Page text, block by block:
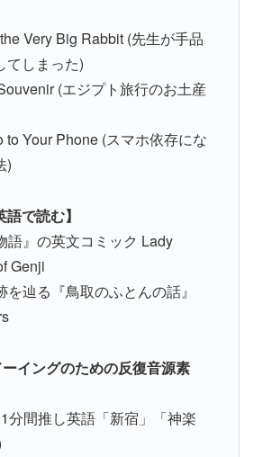
Very Big Rabbit (先生が手品
てしまった)
(エジプト旅行のお土産
to Your Phone (スマホ依存にな
)
語で読む】
語』の英文コミック Lady
Genji
辿る『鳥取のふとんの話』
ーイングのための反復音源素
分間推し英語「新宿」「神楽